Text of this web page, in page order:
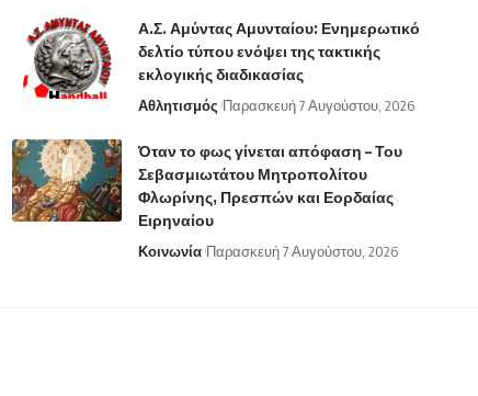
Α.Σ. Αμύντας Αμυνταίου: Ενημερωτικό
δελτίο τύπου ενόψει της τακτικής
εκλογικής διαδικασίας
Αθλητισμός Παρασκευή 7 Αυγούστου, 2026
Όταν το φως γίνεται απόφαση – Του
Σεβασμιωτάτου Μητροπολίτου
Φλωρίνης, Πρεσπών και Εορδαίας
Ειρηναίου
Κοινωνία Παρασκευή 7 Αυγούστου, 2026